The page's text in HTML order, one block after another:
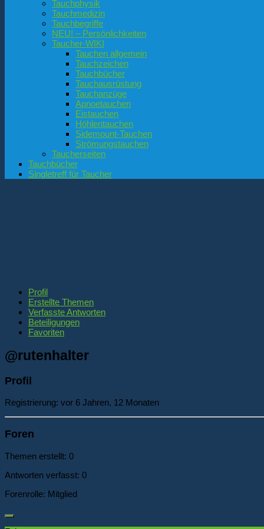
Tauchphysik
Tauchmedizin
Tauchbegriffe
NEU! – Persönlichkeiten
Taucher-WIKI
Tauchen allgemein
Tauchzeichen
Tauchbücher
Tauchausrüstung
Tauchanzüge
Apnoetauchen
Eistauchen
Höhlentauchen
Sidemount-Tauchen
Strömungstauchen
Taucherseiten
Tauchbücher
Singletreff für Taucher
Profil
Erstellte Themen
Verfasste Antworten
Beteiligungen
Favoriten
@rutenhalter
Profil
Registrierung: vor 6 Jahren, 12 Monaten
Foren
Themen erstellt: 0
Antworten verfasst: 0
Forenrolle: Mitglied